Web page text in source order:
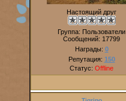
Настоящий друг
Группа: Пользователи
Сообщений: 17799
Награды: 0
Репутация: 150
Статус: Offline